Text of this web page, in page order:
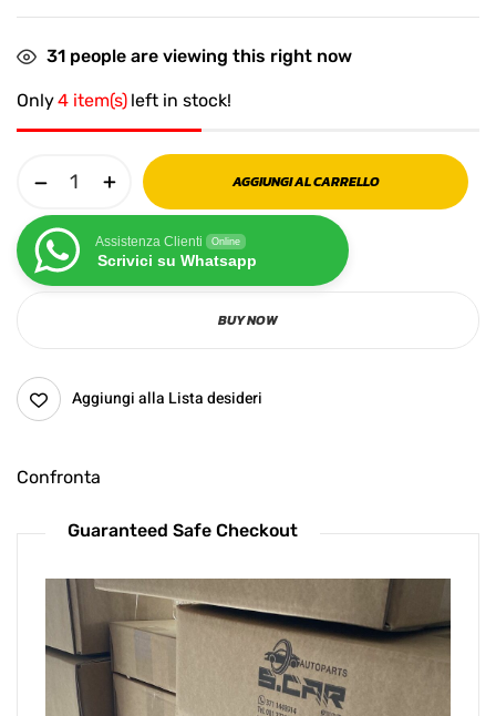
31 people are viewing this right now
Only4 item(s) left in stock!
AGGIUNGI AL CARRELLO
Assistenza Clienti Online
Scrivici su Whatsapp
BUY NOW
Aggiungi alla Lista desideri
Confronta
Guaranteed Safe Checkout